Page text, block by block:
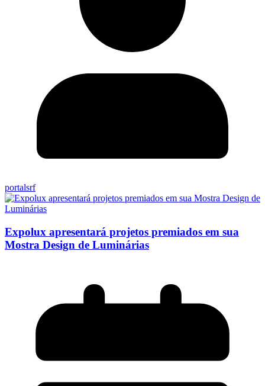
portalsrf
Expolux apresentará projetos premiados em sua
Mostra Design de Luminárias